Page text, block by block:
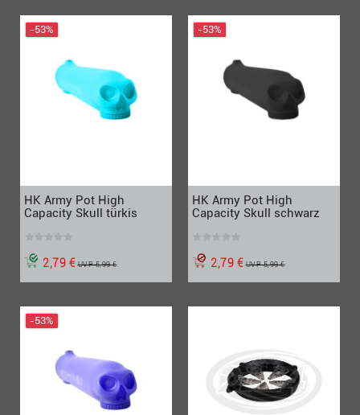
-53%
HK Army Pot High
Capacity Skull türkis
2,79 €UVP 5,99 €
-53%
HK Army Pot High
Capacity Skull schwarz
2,79 €UVP 5,99 €
-53%